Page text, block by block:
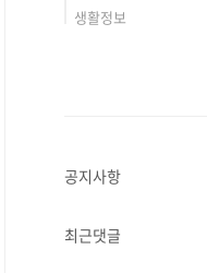
생활정보
공지사항
최근댓글